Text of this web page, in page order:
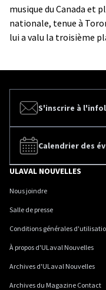
musique du Canada et
nationale, tenue à
lui a valu la troisième
S'inscrire à
Calendrier des
ULAVAL NOUVELLES
Nous joindre
Salle de presse
Conditions générales
À propos d'ULaval Nouvelles
Archives d'ULaval Nouvelles
Archives du Magazine Contact